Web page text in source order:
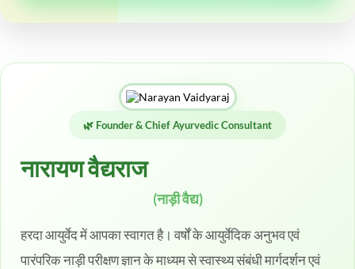
🌿 Founder & Chief Ayurvedic Consultant
नारायण वैद्यराज
(नाड़ी वैद्य)
हरदा आयुर्वेद में आपका स्वागत है। वर्षों के आयुर्वेदिक अनुभव एवं
पारंपरिक नाड़ी परीक्षण ज्ञान के माध्यम से स्वास्थ्य संबंधी मार्गदर्शन एवं